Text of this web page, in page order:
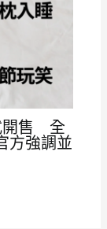
開售 全
強調並